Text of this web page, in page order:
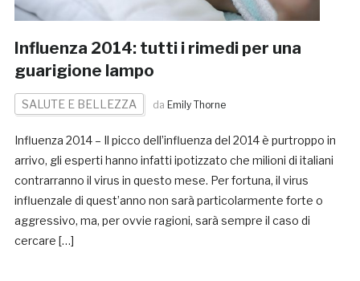
Influenza 2014: tutti i rimedi per una
guarigione lampo
SALUTE E BELLEZZA da Emily Thorne
Influenza 2014 – Il picco dell’influenza del 2014 è purtroppo in
arrivo, gli esperti hanno infatti ipotizzato che milioni di italiani
contrarranno il virus in questo mese. Per fortuna, il virus
influenzale di quest’anno non sarà particolarmente forte o
aggressivo, ma, per ovvie ragioni, sarà sempre il caso di
cercare […]